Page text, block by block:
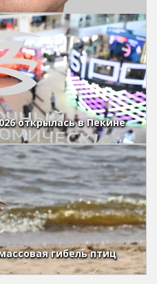
открылась в Пекине
гибель птиц